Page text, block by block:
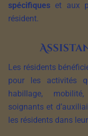
spécifiques et aux
résident.
Les résidents
pour les activités
habillage,
soignants et
les résidents dans